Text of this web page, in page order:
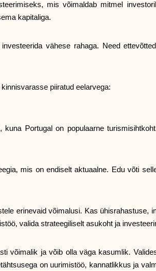
mis võimaldab mitmel
kapitaliga.
vähese rahaga. Need
piiratud eelarvega:
kuna Portugal on populaarne
mis on endiselt aktuaalne. Edu võti
erinevaid võimalusi. Kas
valida strateegiliselt asukoht ja
võimalik ja võib olla väga kasumlik.
on uurimistöö, kannatlikkus ja